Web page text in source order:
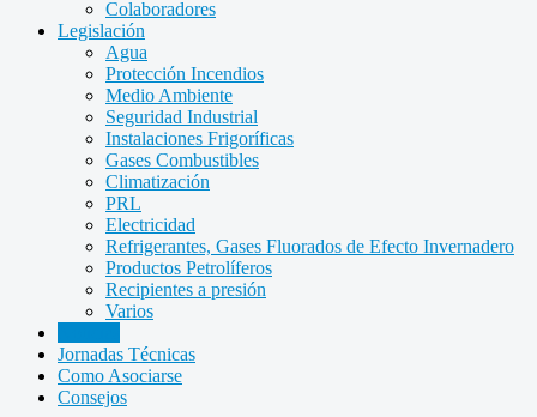
Colaboradores
Legislación
Agua
Protección Incendios
Medio Ambiente
Seguridad Industrial
Instalaciones Frigoríficas
Gases Combustibles
Climatización
PRL
Electricidad
Refrigerantes, Gases Fluorados de Efecto Invernadero
Productos Petrolíferos
Recipientes a presión
Varios
Jornadas Técnicas
Como Asociarse
Consejos